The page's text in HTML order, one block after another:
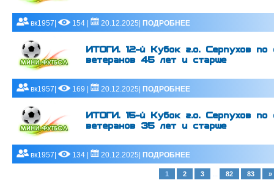
вк1957| 154 | 20.12.2025| ПОДРОБНЕЕ
ИТОГИ. 12-й Кубок г.о. Серпухов
ветеранов 45 лет и старше
вк1957| 169 | 20.12.2025| ПОДРОБНЕЕ
ИТОГИ. 15-й Кубок г.о. Серпухов
ветеранов 35 лет и старше
вк1957| 134 | 20.12.2025| ПОДРОБНЕЕ
1 2 3 ... 82 83 »